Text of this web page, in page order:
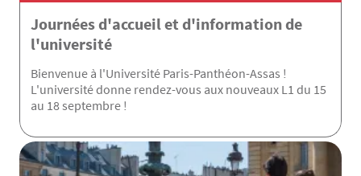
Journées d'accueil et d'information de
l'université
Bienvenue à l'Université Paris-Panthéon-Assas !
L'université donne rendez-vous aux nouveaux L1 du 15
au 18 septembre !